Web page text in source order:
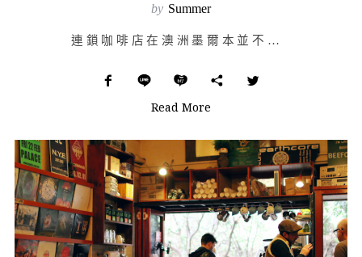
by Summer
連鎖咖啡店在澳洲墨爾本並不常見，當地人不特別鍾愛買一送一的 Starbucks，而是對展現店家本身品…
Read More